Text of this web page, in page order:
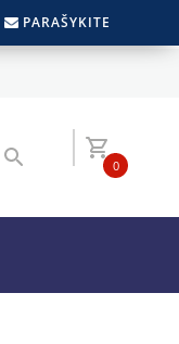
PARAŠYKITE
0